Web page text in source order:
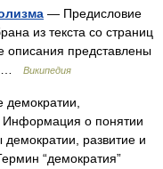
— Предисловие
из текста со страниц
описания представлены
…
Википедия
Информация о понятии
развитие и
“демократия”